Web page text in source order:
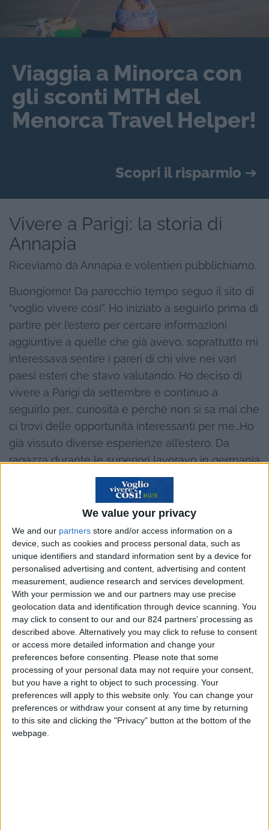
We value your privacy
We and our partners store and/or access information on a
device, such as cookies and process personal data, such as
unique identifiers and standard information sent by a device for
personalised advertising and content, advertising and content
measurement, audience research and services development.
With your permission we and our partners may use precise
geolocation data and identification through device scanning. You
may click to consent to our and our 824 partners’ processing as
described above. Alternatively you may click to refuse to consent
or access more detailed information and change your
preferences before consenting. Please note that some
processing of your personal data may not require your consent,
but you have a right to object to such processing. Your
preferences will apply to this website only. You can change your
preferences or withdraw your consent at any time by returning
to this site and clicking the "Privacy" button at the bottom of the
webpage.
Viaggia a Minorca con
gli sconti MTH del
Menorca Travel Helper!
Scopri il risparmio ➔
Vivere a Parigi: la storia di
Annapia
Riceviamo da Annapia e volentieri pubblichiamo.
Buongiorno! Da parecchio tempo seguo il sito di
“voglio vivere cosi”. Ho iniziato a seguirlo prima di
partire per l’estero per cercare informazioni
aggiuntive a quelle che già avevo, soprattutto mi
interessava sentire i pareri di chi vive nei vari
paesi esteri che stavo valutando. Ho deciso di
vivere a Parigi da settembre e continuo a
seguirlo per… curiosità e perché non si sa mai che
ci trovi delle opportunità interessanti per me…Ho
già vissuto diverse esperienze all’estero. Da
ragazza durante le superiori lavoravo in germania
come ragazza alla pari. In seguito, per vari motivi,
mi sono rirovata a studiare come infermiera.
E poi… beh! come mi piace viaggiare e
confrontarmi con altre culture e imparare nuove
lingue, sono partita per un anno come infermiera
in Madagascar. Sono rientrata con l’intenzione di
ripartire ma prima volevo migliorarmi dal punto di
vista professionale così ho lavorato in ospedale
alcuni anni e poi sono andata qualche mese in
Egitto, sempre come infermiera.